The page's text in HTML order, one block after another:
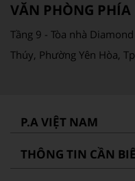
VĂN PHÒNG PHÍA
Tầng 9 - Tòa nhà
Thúy, Phường Yên Hòa,
P.A VIỆT NAM
THÔNG TIN CẦN